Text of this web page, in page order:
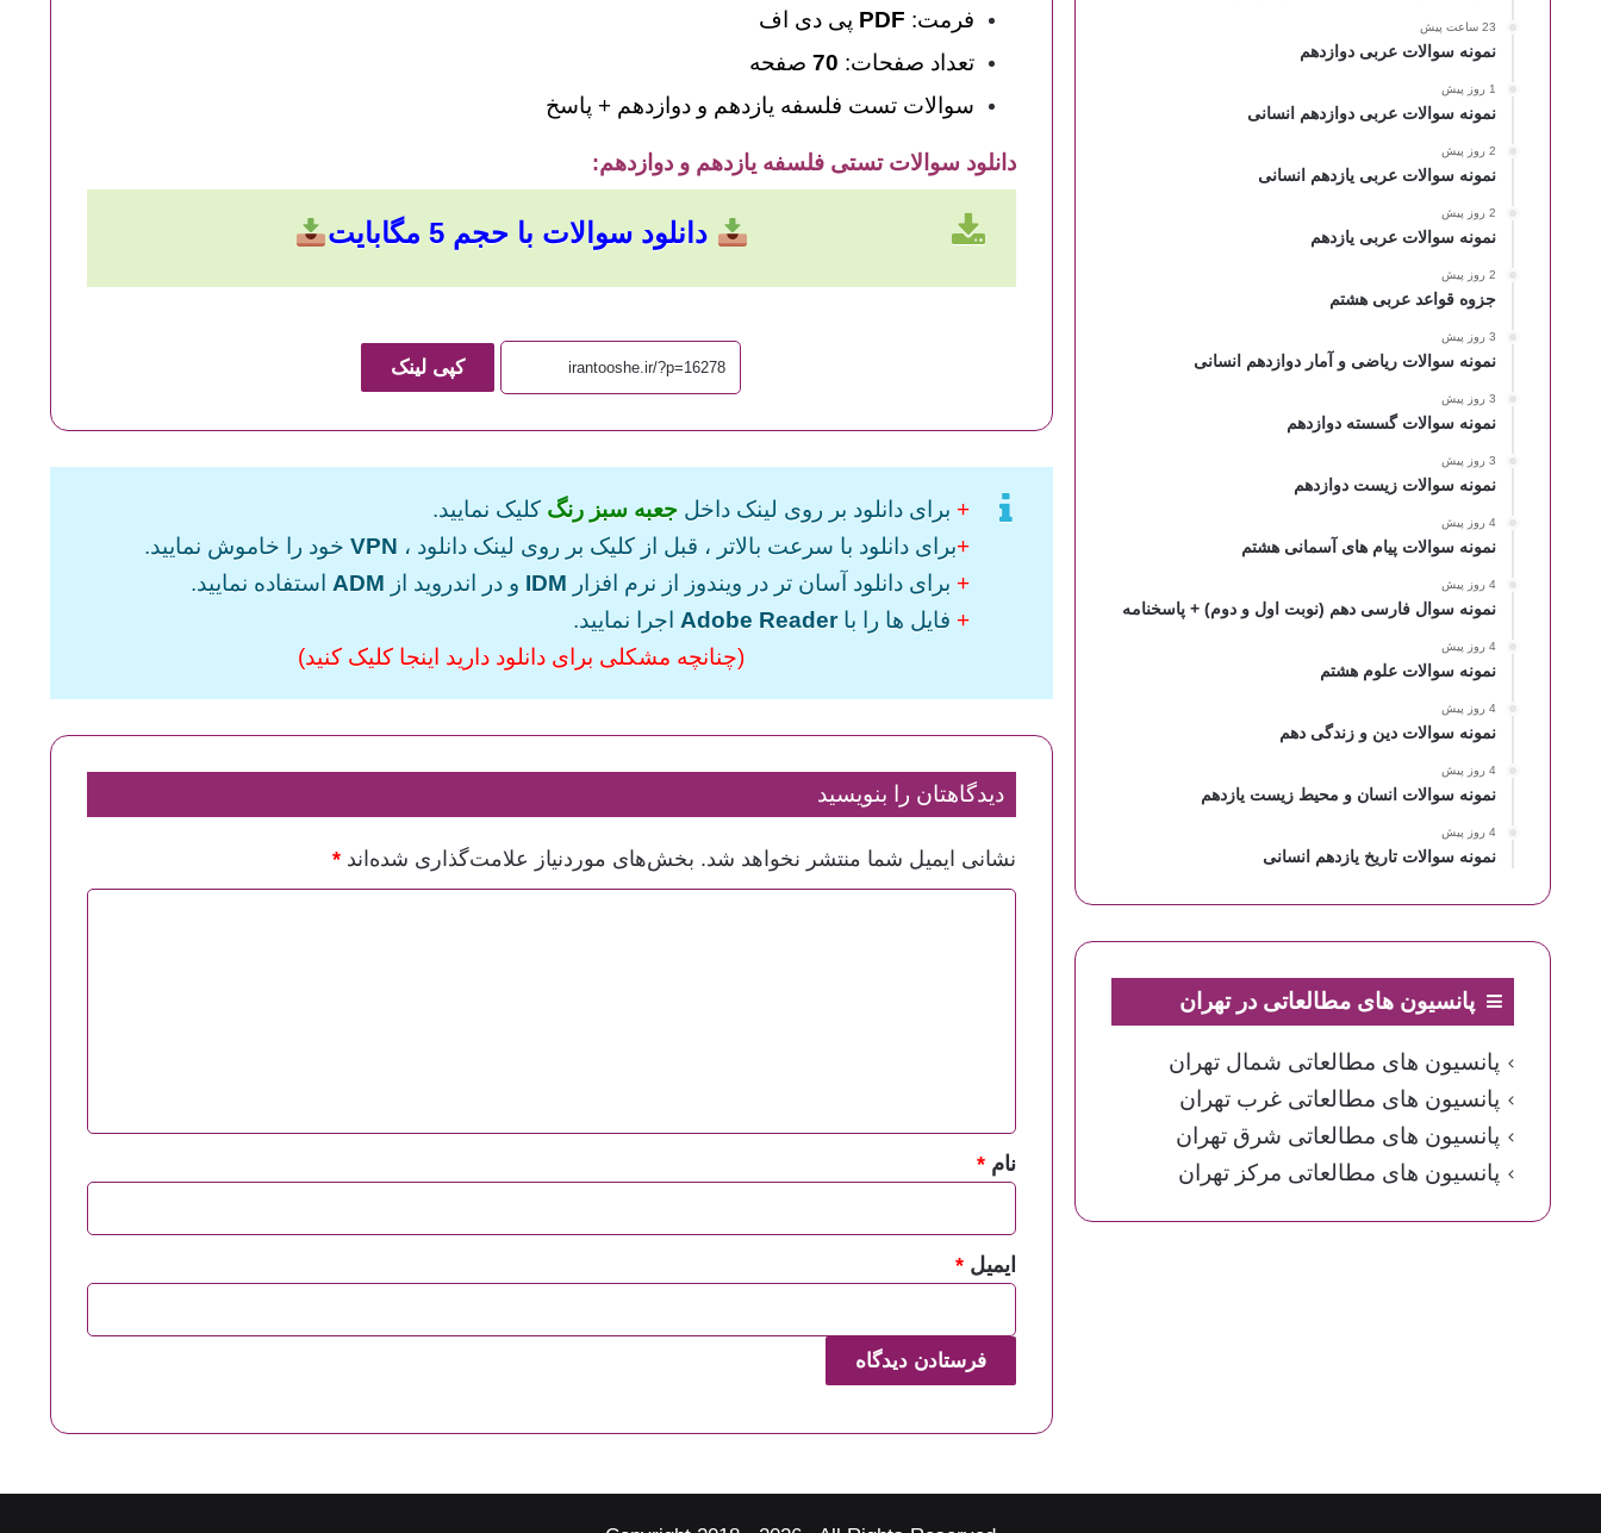
فرمت: PDF پی دی اف
تعداد صفحات: 70 صفحه
سوالات تست فلسفه یازدهم و دوازدهم + پاسخ
دانلود سوالات تستی فلسفه یازدهم و دوازدهم:
دانلود سوالات با حجم 5 مگابایت
کپی لینک
+ برای دانلود بر روی لینک داخل جعبه سبز رنگ کلیک نمایید.
+برای دانلود با سرعت بالاتر ، قبل از کلیک بر روی لینک دانلود ، VPNخود را خاموش نمایید.
+ برای دانلود آسان تر در ویندوز از نرم افزار IDM و در اندروید از ADM استفاده نمایید.
+ فایل ها را با Adobe Reader اجرا نمایید.
(چنانچه مشکلی برای دانلود دارید اینجا کلیک کنید)
دیدگاهتان را بنویسید
نشانی ایمیل شما منتشر نخواهد شد. بخش‌های موردنیاز علامت‌گذاری شده‌اند *
نام *
ایمیل *
23 ساعت پیش
نمونه سوالات عربی دوازدهم
1 روز پیش
نمونه سوالات عربی دوازدهم انسانی
2 روز پیش
نمونه سوالات عربی یازدهم انسانی
2 روز پیش
نمونه سوالات عربی یازدهم
2 روز پیش
جزوه قواعد عربی هشتم
3 روز پیش
نمونه سوالات ریاضی و آمار دوازدهم انسانی
3 روز پیش
نمونه سوالات گسسته دوازدهم
3 روز پیش
نمونه سوالات زیست دوازدهم
4 روز پیش
نمونه سوالات پیام های آسمانی هشتم
4 روز پیش
نمونه سوال فارسی دهم (نوبت اول و دوم) + پاسخنامه
4 روز پیش
نمونه سوالات علوم هشتم
4 روز پیش
نمونه سوالات دین و زندگی دهم
4 روز پیش
نمونه سوالات انسان و محیط زیست یازدهم
4 روز پیش
نمونه سوالات تاریخ یازدهم انسانی
پانسیون های مطالعاتی در تهران
پانسیون های مطالعاتی شمال تهران
پانسیون های مطالعاتی غرب تهران
پانسیون های مطالعاتی شرق تهران
پانسیون های مطالعاتی مرکز تهران